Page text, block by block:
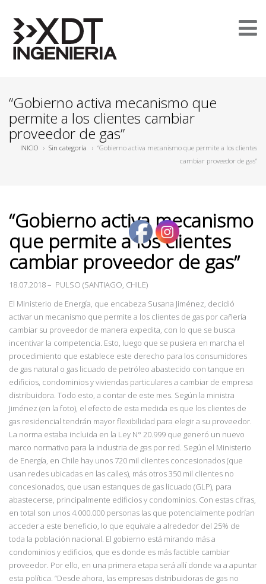
“Gobierno activa mecanismo que
permite a los clientes cambiar
proveedor de gas”
INICIO › Sin categoría › “Gobierno activa mecanismo que permite a los clientes
cambiar proveedor de gas”
“Gobierno activa mecanismo
que permite a los clientes
cambiar proveedor de gas”
18.07.2018– PULSO (SANTIAGO, CHILE)
El Ministerio de Energía, que encabeza Susana Jiménez, decidió
activar un mecanismo que permite a los clientes de gas por cañería
cambiar su proveedor de manera expedita, con lo que se busca
incentivar la competencia. Esto, luego que se pusiera en marcha el
procedimiento que establece este derecho para los consumidores
de gas natural o gas licuado de petróleo abastecido con tanque en
edificios, condominios y viviendas particulares a cambiar de empresa
distribuidora. Todo esto, a contar de este mes. Según la ministra
Jiménez (en la foto), el efecto de esta medida es que los clientes de
gas residencial tendrán mayor flexibilidad para elegir a su proveedor.
La norma estaba incluida en la Ley N° 20.999 que generó un nuevo
marco normativo para la industria de gas por red. Según el Ministerio
de Energía, en Chile hay unos 720 mil clientes concesionados (que
usan redes ubicadas en las calles), más otros 350 mil clientes no
concesionados, que usan estanques de gas licuado (GLP), para
abastecerse, principalmente edificios y condominios. Con estas cifras,
en total son unos 4.000.000 personas las que potencialmente podrían
acceder a este beneficio, lo que equivale a alrededor del 25% de
toda la población nacional. El gobierno está mirando más a
condominios y edificios, que es donde es más factible cambiar
proveedor. Por ello, en una primera etapa será allí donde va a apuntar
esta política. “Desde ahora, las empresas distribuidoras de gas no